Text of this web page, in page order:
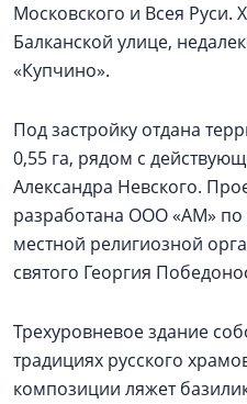
Московского и Всея Руси.
Балканской улице,
«Купчино».
Под застройку отдана
0,55 га, рядом с
Александра Невского.
разработана ООО «АМ» по
местной религиозной
святого Георгия
Трехуровневое здание
традициях русского
композиции ляжет